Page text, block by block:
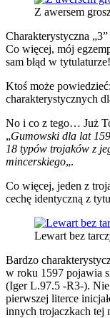
Z awersem
Charakterystyczna
Co więcej, mój
sam błąd w
Ktoś może
charakterystycznych
No i co z tego… Już
„Gumowski dla lat
18 typów trojaków z
mincerskiego„.
Co więcej, jeden z
cechę identyczną z
Lewart bez
Bardzo
w roku 1597 pojawia
(Iger L.97.5 -R3-). Nie
pierwszej literce
innych trojaczkach tej